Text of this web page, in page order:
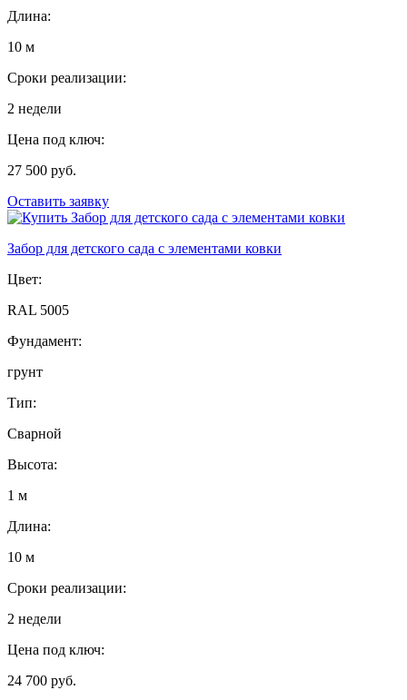
Длина:
10 м
Сроки реализации:
2 недели
Цена под ключ:
27 500 руб.
Оставить заявку
Забор для детского сада с элементами ковки
Цвет:
RAL 5005
Фундамент:
грунт
Тип:
Сварной
Высота:
1 м
Длина:
10 м
Сроки реализации:
2 недели
Цена под ключ:
24 700 руб.